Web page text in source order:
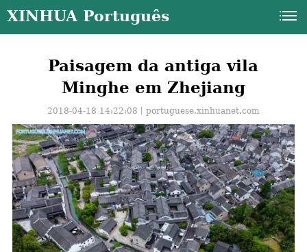
XINHUA Português
Paisagem da antiga vila
Minghe em Zhejiang
2018-04-18 14:22:08丨portuguese.xinhuanet.com